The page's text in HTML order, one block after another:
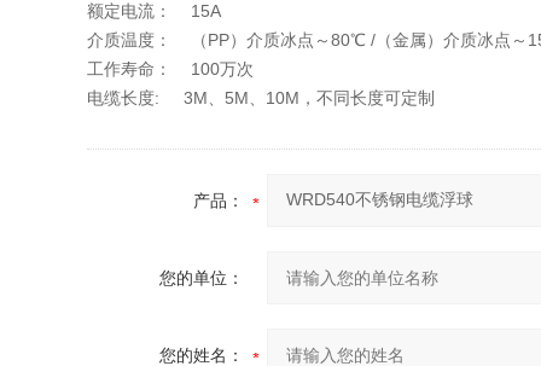
额定电流： 15A
介质温度： （PP）介质冰点～80℃ /（金属）介质冰点～
工作寿命： 100万次
电缆长度: 3M、5M、10M，不同长度可定制
产品：
您的单位：
您的姓名：